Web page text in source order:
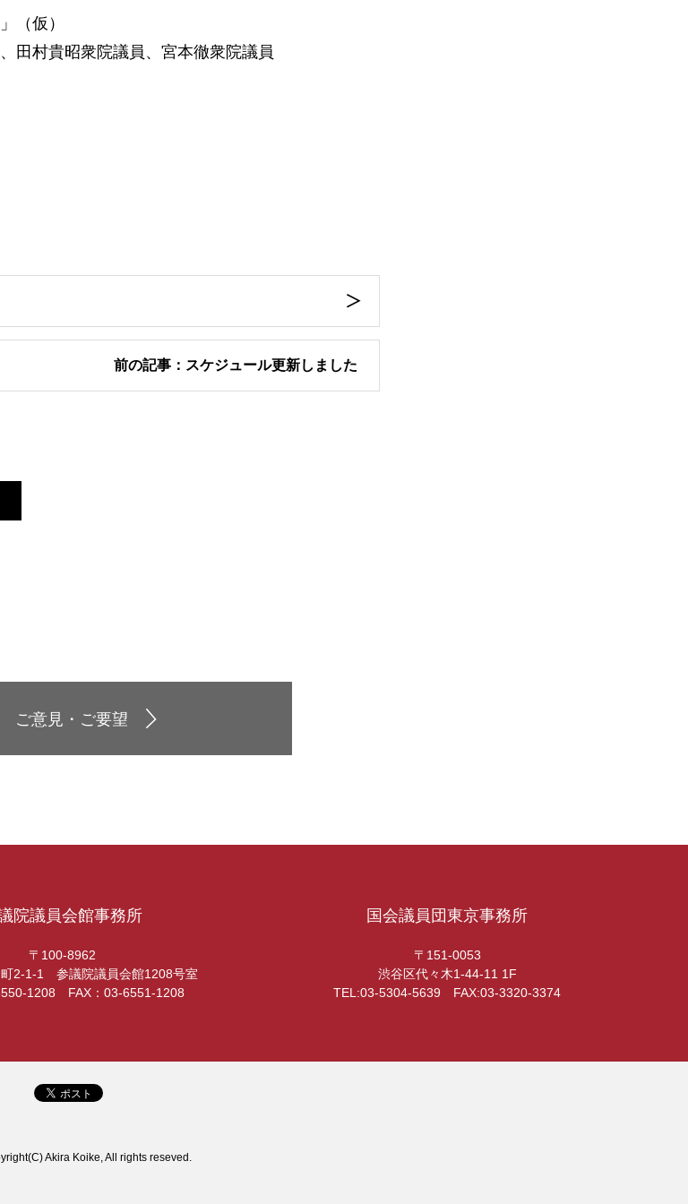
（仮）
田村貴昭衆院議員、宮本徹衆院議員
前の記事：スケジュール更新しました
ご意見・ご要望
院議員会館事務所
〒100-8962
2-1-1 参議院議員会館1208号室
1208 FAX：03-6551-1208
国会議員団東京事務所
〒151-0053
渋谷区代々木1-44-11 1F
TEL:03-5304-5639 FAX:03-3320-3374
Akira Koike, All rights reseved.